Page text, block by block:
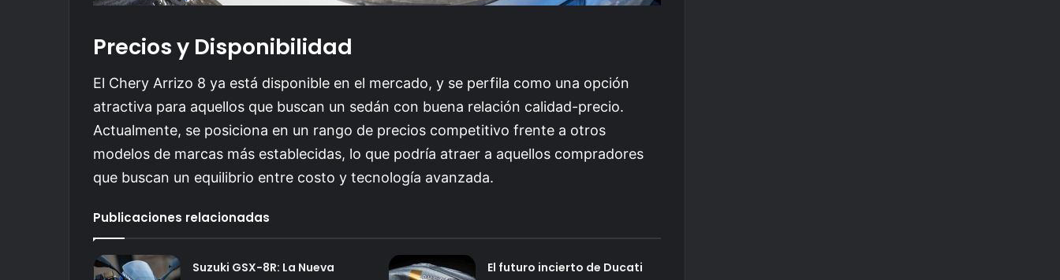
Precios y Disponibilidad
El Chery Arrizo 8 ya está disponible en el mercado, y se perfila como una opción
atractiva para aquellos que buscan un sedán con buena relación calidad-precio.
Actualmente, se posiciona en un rango de precios competitivo frente a otros
modelos de marcas más establecidas, lo que podría atraer a aquellos compradores
que buscan un equilibrio entre costo y tecnología avanzada.
Publicaciones relacionadas
Suzuki GSX-8R: La Nueva
El futuro incierto de Ducati